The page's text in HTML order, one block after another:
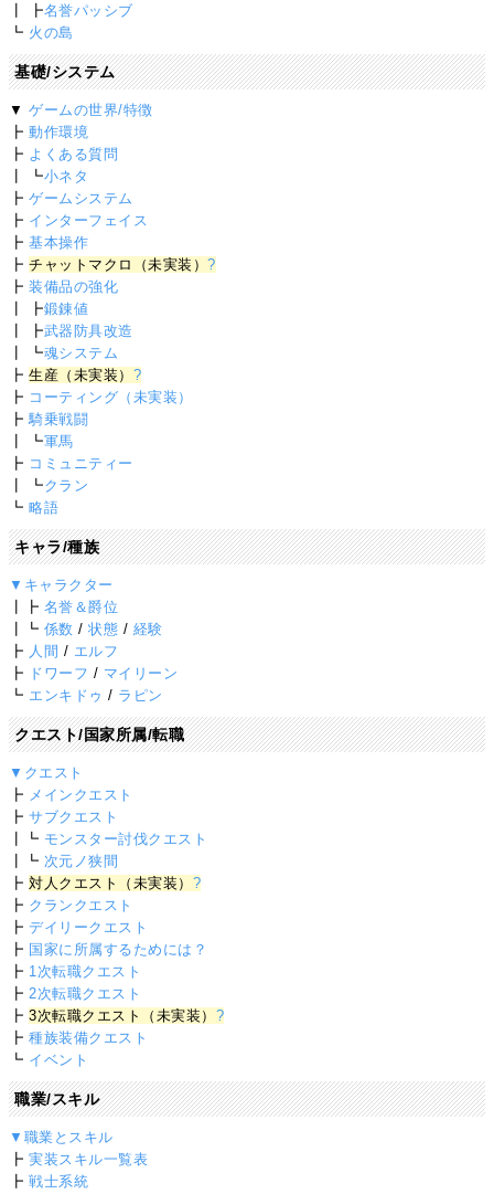
┃ ┣名誉パッシブ
┗ 火の島
基礎/システム
▼ゲームの世界/特徴
┣動作環境
┣ よくある質問
┃ ┗小ネタ
┣ゲームシステム
┣ インターフェイス
┣基本操作
┣チャットマクロ（未実装）?
┣装備品の強化
┃ ┣鍛錬値
┃ ┣武器防具改造
┃ ┗魂システム
┣生産（未実装） ?
┣ コーティング（未実装）
┣騎乗戦闘
┃ ┗軍馬
┣ コミュニティー
┃ ┗クラン
┗略語
キャラ/種族
▼キャラクター
┃┣ 名誉＆爵位
┃┗ 係数 /状態 / 経験
┣ 人間 / エルフ
┣ ドワーフ / マイリーン
┗ エンキドゥ / ラピン
クエスト/国家所属/転職
▼クエスト
┣ メインクエスト
┣サブクエスト
┃┗ モンスター討伐クエスト
┃┗ 次元ノ狭間
┣対人クエスト（未実装） ?
┣ クランクエスト
┣デイリークエスト
┣ 国家に所属するためには？
┣ 1次転職クエスト
┣2次転職クエスト
┣3次転職クエスト（未実装） ?
┣種族装備クエスト
┗ イベント
職業/スキル
▼職業とスキル
┣実装スキル一覧表
┣戦士系統